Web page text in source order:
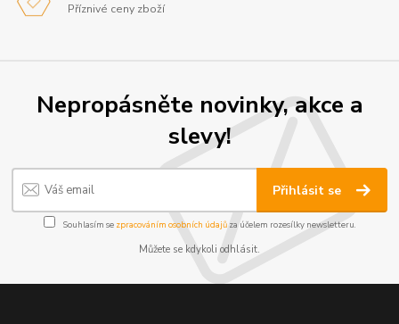
Příznivé ceny zboží
Nepropásněte novinky, akce a
slevy!
Přihlásit se
Souhlasím se zpracováním osobních údajůza účelem rozesílky newsletteru.
Můžete se kdykoli odhlásit.